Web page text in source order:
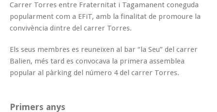
Carrer Torres entre Fraternitat i Tagamanent coneguda
popularment com a EFiT, amb la finalitat de promoure la
convivència dintre del carrer Torres.
Els seus membres es reuneixen al bar “la Seu” del carrer
Balien, més tard es convocava la primera assemblea
popular al pàrking del número 4 del carrer Torres.
Primers anys